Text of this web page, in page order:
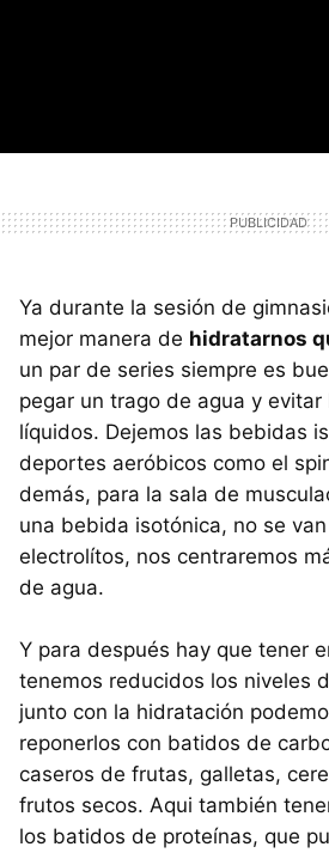
Ya durante la sesión de
mejor manera de hidratarnos
un par de series siempre es
pegar un trago de agua y
líquidos. Dejemos las bebidas
deportes aeróbicos como el
demás, para la sala de
una bebida isotónica, no se
electrolítos, nos centraremos
de agua.
Y para después hay que tener
tenemos reducidos los niveles
junto con la hidratación
reponerlos con batidos de
caseros de frutas, galletas,
frutos secos. Aqui también
los batidos de proteínas, que